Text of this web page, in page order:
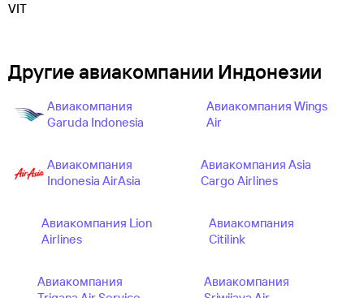
VIT
Другие авиакомпании Индонезии
Авиакомпания
Garuda Indonesia
Авиакомпания Wings
Air
Авиакомпания
Indonesia AirAsia
Авиакомпания Asia
Cargo Airlines
Авиакомпания Lion
Airlines
Авиакомпания
Citilink
Авиакомпания
Авиакомпания